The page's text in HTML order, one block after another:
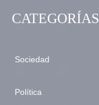
CATEGORÍAS
Sociedad
Política